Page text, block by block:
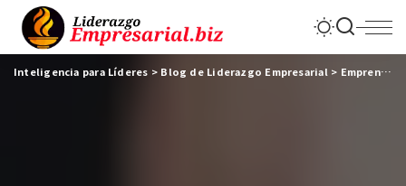
Inteligencia para Líderes > Blog de Liderazgo Empresarial > Emprendedores